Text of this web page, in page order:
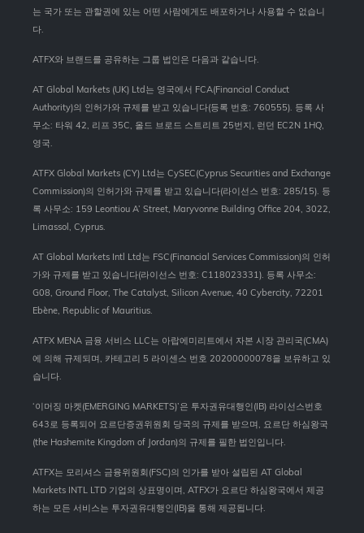
는 국가 또는 관할권에 있는 어떤 사람에게도 배포하거나 사용할 수 없습니
다.
ATFX와 브랜드를 공유하는 그룹 법인은 다음과 같습니다.
AT Global Markets (UK) Ltd는 영국에서 FCA(Financial Conduct
Authority)의 인허가와 규제를 받고 있습니다(등록 번호: 760555). 등록 사
무소: 타워 42, 리프 35C, 올드 브로드 스트리트 25번지, 런던 EC2N 1HQ,
영국.
ATFX Global Markets (CY) Ltd는 CySEC(Cyprus Securities and Exchange
Commission)의 인허가와 규제를 받고 있습니다(라이선스 번호: 285/15). 등
록 사무소: 159 Leontiou A’ Street, Maryvonne Building Office 204, 3022,
Limassol, Cyprus.
AT Global Markets Intl Ltd는 FSC(Financial Services Commission)의 인허
가와 규제를 받고 있습니다(라이선스 번호: C118023331). 등록 사무소:
G08, Ground Floor, The Catalyst, Silicon Avenue, 40 Cybercity, 72201
Ebène, Republic of Mauritius.
ATFX MENA 금융 서비스 LLC는 아랍에미리트에서 자본 시장 관리국(CMA)
에 의해 규제되며, 카테고리 5 라이센스 번호 20200000078을 보유하고 있
습니다.
‘이머징 마켓(EMERGING MARKETS)’은 투자권유대행인(IB) 라이선스번호
643로 등록되어 요르단증권위원회 당국의 규제를 받으며, 요르단 하심왕국
(the Hashemite Kingdom of Jordan)의 규제를 필한 법인입니다.
ATFX는 모리셔스 금융위원회(FSC)의 인가를 받아 설립된 AT Global
Markets INTL LTD 기업의 상표명이며, ATFX가 요르단 하심왕국에서 제공
하는 모든 서비스는 투자권유대행인(IB)을 통해 제공됩니다.